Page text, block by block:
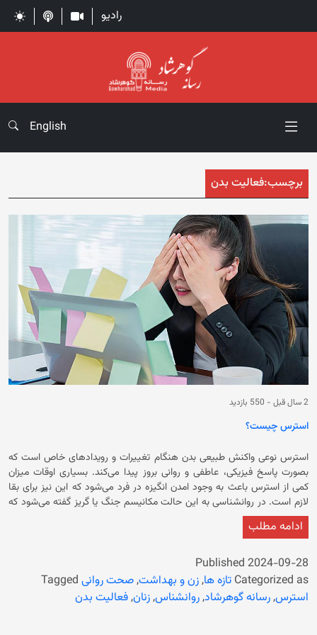
رادیو
English
برچسب:فعالیت بدن
2 سال قبل - 550 بازدید
استرس چیست؟
استرس نوعی واکنش طبیعی بدن هنگام تغییرات و رویدادهای خاص است که
بصورت پاسخ فیزیکی، عاطفی و روانی بروز پیدا می‌کند. بسیاری اوقات میزان
کمی از استرس باعث به وجود امدن انگیزه در فرد می‌شود که این نیز برای بقا
لازم است. در روانشناسی به این حالت مکانیسم جنگ یا گریز گفته می‌شود که
به ما کمک می‌کند تا چه زمانی و چگونه به شرایط بیرونی واکنش نشان دهیم.
اما درصورتی که بدن در مقابل تهدیدات یا شرایط بیرونی به راحتی تحریک شود یا
کلی استرس یک واکنش طبیعی بدن انسان است که همه افراد آن را تجربه
می‌کنند. بدن انسان طوری طراحی شده است که استرس را تجربه کند و به آن
واکنش نشان دهد اگر شما در معرض خطر، تغییرات یا چالشی قرار بگیرید بدن
ادامه مطلب
Published 2024-09-28
Categorized as تازه ها,زن و بهداشت,صحت روانی Tagged
استرس,رسانه گوهرشاد,روانشناس,زنان,فعالیت بدن